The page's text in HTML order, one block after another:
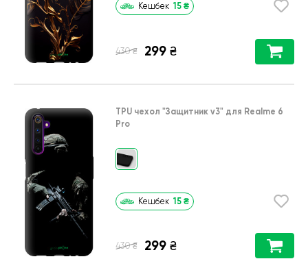
Кешбек 15 ₴
430 ₴ 299 ₴
TPU чехол "Защитник v3" для Realme 6
Pro
Кешбек 15 ₴
430 ₴ 299 ₴